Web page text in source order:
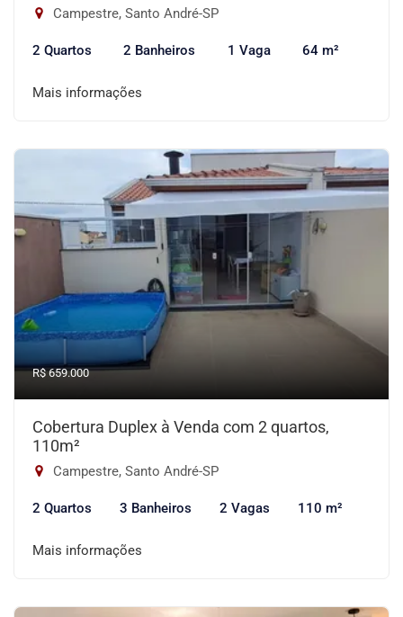
Campestre, Santo André-SP
2 Quartos 2 Banheiros 1 Vaga 64 m²
Mais informações
R$ 659.000
Cobertura Duplex à Venda com 2 quartos,
110m²
Campestre, Santo André-SP
2 Quartos 3 Banheiros 2 Vagas 110 m²
Mais informações